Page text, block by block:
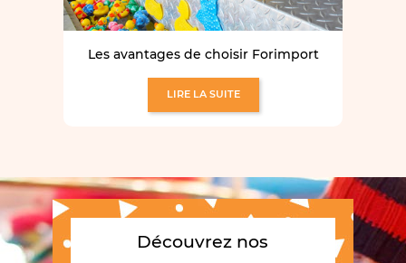
Les avantages de choisir Forimport
LIRE LA SUITE
Découvrez nos